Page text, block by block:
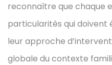
reconnaître que chaque
particularités qui doivent
leur approche
globale du contexte